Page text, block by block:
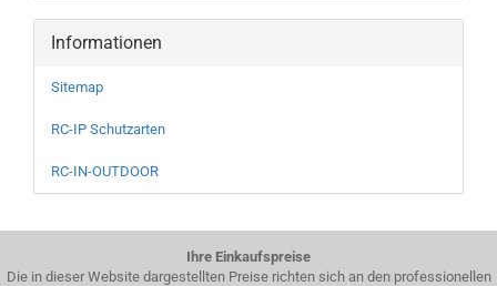
Informationen
Sitemap
RC-IP Schutzarten
RC-IN-OUTDOOR
Ihre Einkaufspreise
Die in dieser Website dargestellten Preise richten sich an den professionellen